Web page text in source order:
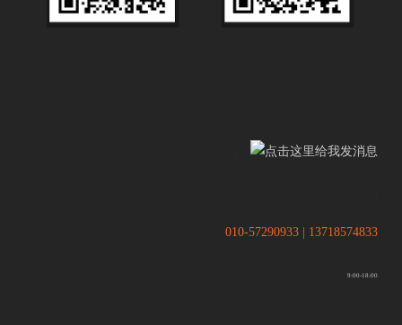
010-57290933 | 13718574833
9:00-18:00